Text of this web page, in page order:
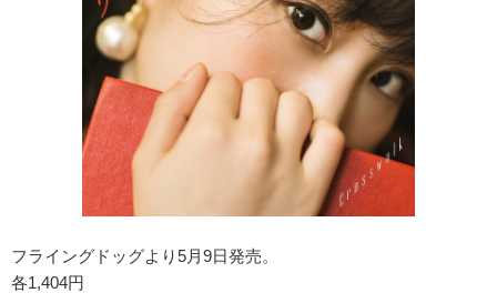
フライングドッグより5月9日発売。
各1,404円